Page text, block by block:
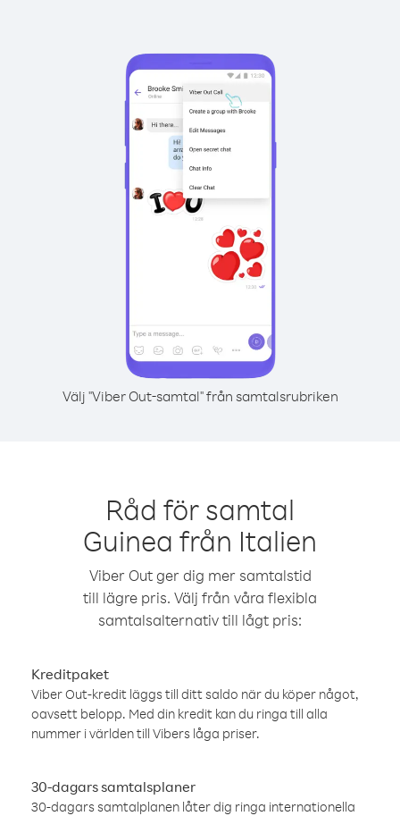
Välj "Viber Out-samtal" från samtalsrubriken
Råd för samtal
Guinea från Italien
Viber Out ger dig mer samtalstid
till lägre pris. Välj från våra flexibla
samtalsalternativ till lågt pris:
Kreditpaket
Viber Out-kredit läggs till ditt saldo när du köper något,
oavsett belopp. Med din kredit kan du ringa till alla
nummer i världen till Vibers låga priser.
30-dagars samtalsplaner
30-dagars samtalplanen låter dig ringa internationella